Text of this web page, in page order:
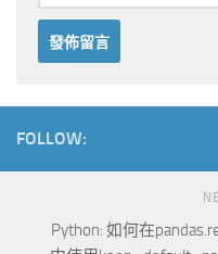
FOLLOW:
Python: 如何在